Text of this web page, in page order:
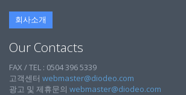
회사소개
Our Contacts
FAX / TEL : 0504 396 5339
고객센터 webmaster@diodeo.com
광고 및 제휴문의 webmaster@diodeo.com